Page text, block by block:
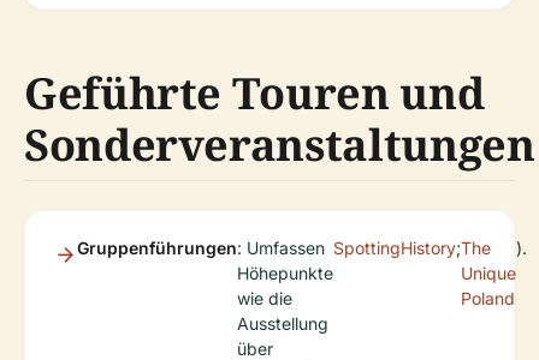
Geführte Touren und
Sonderveranstaltungen
Gruppenführungen: Umfassen
Höhepunkte
wie die
Ausstellung
über
SpottingHistory;The
Unique
Poland
).